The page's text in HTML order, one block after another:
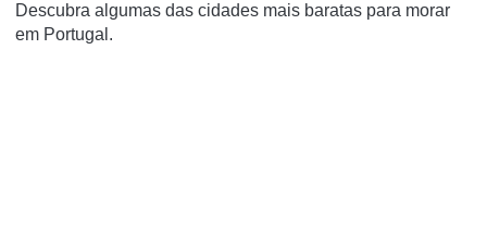
Descubra algumas das cidades mais baratas para morar
em Portugal.